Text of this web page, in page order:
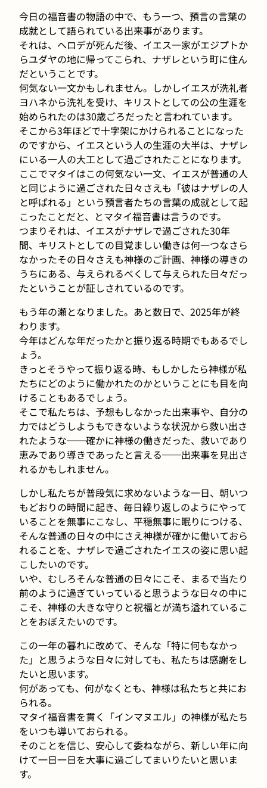
今日の福音書の物語の中で、もう一つ、預言の言葉の
成就として語られている出来事があります。
それは、ヘロデが死んだ後、イエス一家がエジプトか
らユダヤの地に帰ってこられ、ナザレという町に住ん
だということです。
何気ない一文かもしれません。しかしイエスが洗礼者
ヨハネから洗礼を受け、キリストとしての公の生涯を
始められたのは30歳ごろだったと言われています。
そこから3年ほどで十字架にかけられることになった
のですから、イエスという人の生涯の大半は、ナザレ
にいる一人の大工として過ごされたことになります。
ここでマタイはこの何気ない一文、イエスが普通の人
と同じように過ごされた日々さえも「彼はナザレの人
と呼ばれる」という預言者たちの言葉の成就として起
こったことだと、とマタイ福音書は言うのです。
つまりそれは、イエスがナザレで過ごされた30年
間、キリストとしての目覚ましい働きは何一つなさら
なかったその日々さえも神様のご計画、神様の導きの
うちにある、与えられるべくして与えられた日々だっ
たということが証しされているのです。
もう年の瀬となりました。あと数日で、2025年が終
わります。
今年はどんな年だったかと振り返る時期でもあるでし
ょう。
きっとそうやって振り返る時、もしかしたら神様が私
たちにどのように働かれたのかということにも目を向
けることもあるでしょう。
そこで私たちは、予想もしなかった出来事や、自分の
力ではどうしようもできないような状況から救い出さ
れたような──確かに神様の働きだった、救いであり
恵みであり導きであったと言える──出来事を見出さ
れるかもしれません。
しかし私たちが普段気に求めないような一日、朝いつ
もどおりの時間に起き、毎日繰り返しのようにやって
いることを無事にこなし、平穏無事に眠りにつける、
そんな普通の日々の中にさえ神様が確かに働いておら
れることを、ナザレで過ごされたイエスの姿に思い起
こしたいのです。
いや、むしろそんな普通の日々にこそ、まるで当たり
前のように過ぎていっていると思うような日々の中に
こそ、神様の大きな守りと祝福とが満ち溢れているこ
とをおぼえたいのです。
この一年の暮れに改めて、そんな「特に何もなかっ
た」と思うような日々に対しても、私たちは感謝をし
たいと思います。
何があっても、何がなくとも、神様は私たちと共にお
られる。
マタイ福音書を貫く「インマヌエル」の神様が私たち
をいつも導いておられる。
そのことを信じ、安心して委ねながら、新しい年に向
けて一日一日を大事に過ごしてまいりたいと思いま
す。